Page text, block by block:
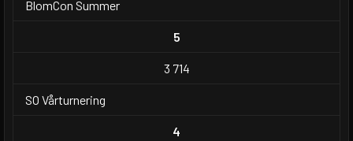
BlomCon Summer
5
3 714
SO Vårturnering
4